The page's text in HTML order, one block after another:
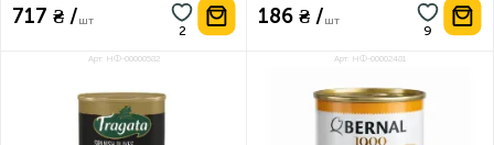
717 ₴ /шт 186 ₴ /шт
Арт: НФ-00000582 Арт: НФ-00002481